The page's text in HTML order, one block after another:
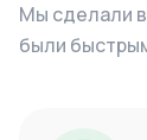
Мы сделали
были